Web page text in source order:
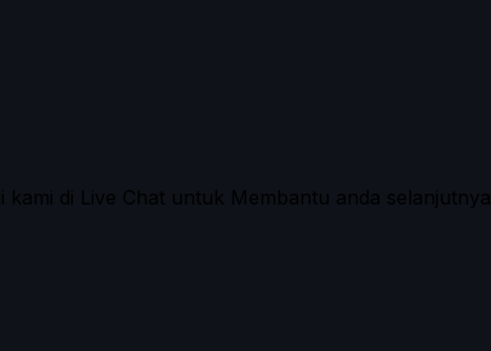
di Live Chat untuk Membantu anda selanjutnya